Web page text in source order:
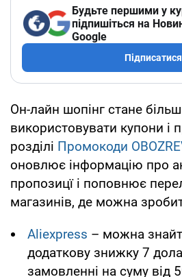
Будьте першими у
підпишіться на
Google
Підписатися
Он-лайн шопінг стане
використовувати купони і
розділі Промокоди
оновлює інформацію про
пропозицї і поповнює
магазинів, де можна
Aliexpress – можна
додаткову знижку 7
замовленні на суму від